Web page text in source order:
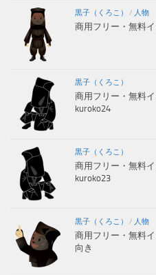
黒子（くろこ） / 人物
商用フリー・無料
黒子（くろこ）
商用フリー・無料
kuroko24
黒子（くろこ）
商用フリー・無料
kuroko23
黒子（くろこ） / 人物
商用フリー・無料
向き